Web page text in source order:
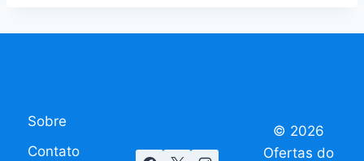
Sobre
Contato
© 2026
Ofertas do